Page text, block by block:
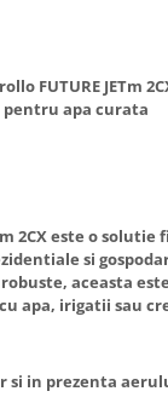
FUTURE JETm
pentru apa curata
2CXeste o solutie
si
aceasta
apa, irigatii sau
si in prezenta